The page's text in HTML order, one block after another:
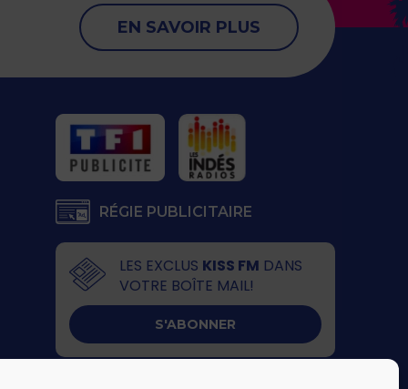
EN SAVOIR PLUS
RÉGIE PUBLICITAIRE
LES EXCLUS KISS FM DANS
VOTRE BOÎTE MAIL!
S'ABONNER